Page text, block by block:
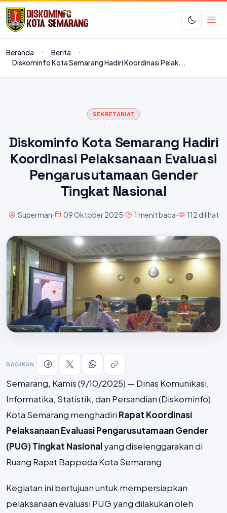
Beranda
Berita
Diskominfo Kota Semarang Hadiri Koordinasi Pelak...
SEKRETARIAT
Diskominfo Kota Semarang Hadiri
Koordinasi Pelaksanaan Evaluasi
Pengarusutamaan Gender
Tingkat Nasional
Superman 09 Oktober 2025 1 menit baca 112 dilihat
BAGIKAN
Semarang, Kamis (9/10/2025) — Dinas Komunikasi,
Informatika, Statistik, dan Persandian (Diskominfo)
Kota Semarang menghadiri Rapat Koordinasi
Pelaksanaan Evaluasi Pengarusutamaan Gender
(PUG) Tingkat Nasionalyang diselenggarakan di
Ruang Rapat Bappeda Kota Semarang.
Kegiatan ini bertujuan untuk mempersiapkan
pelaksanaan evaluasi PUG yang dilakukan oleh